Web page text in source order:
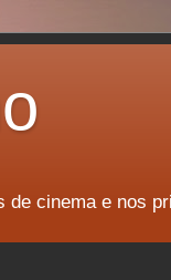
cinema e nos